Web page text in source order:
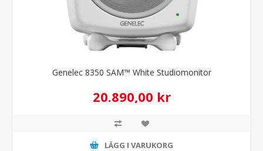
Genelec 8350 SAM™ White Studiomonitor
20.890,00 kr
LÄGG I VARUKORG